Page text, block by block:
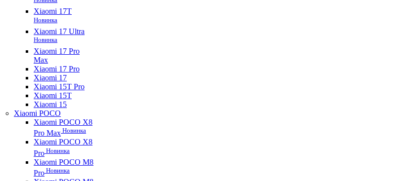
Xiaomi 17T
Новинка
Xiaomi 17 Ultra
Новинка
Xiaomi 17 Pro
Max
Xiaomi 17 Pro
Xiaomi 17
Xiaomi 15T Pro
Xiaomi 15T
Xiaomi 15
Xiaomi POCO
Xiaomi POCO X8
Pro Max Новинка
Xiaomi POCO X8
Pro Новинка
Xiaomi POCO M8
Pro Новинка